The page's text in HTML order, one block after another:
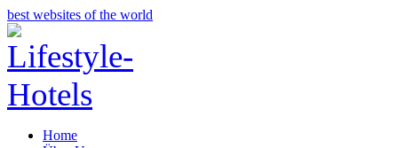
best websites of the world
Home